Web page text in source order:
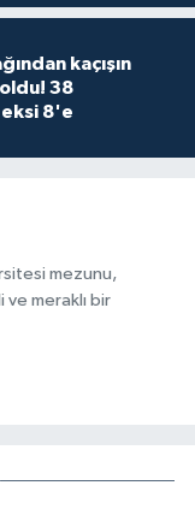
kaçışın
38
8'e
mezunu,
meraklı bir